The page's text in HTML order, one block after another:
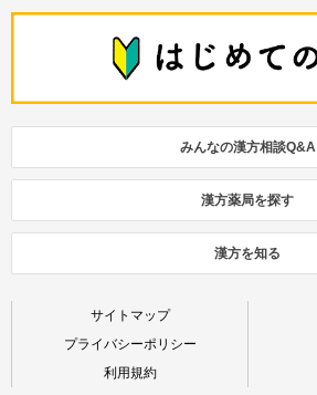
みんなの漢方相談Q&A
漢方薬局を探す
漢方を知る
サイトマップ
プライバシーポリシー
利用規約